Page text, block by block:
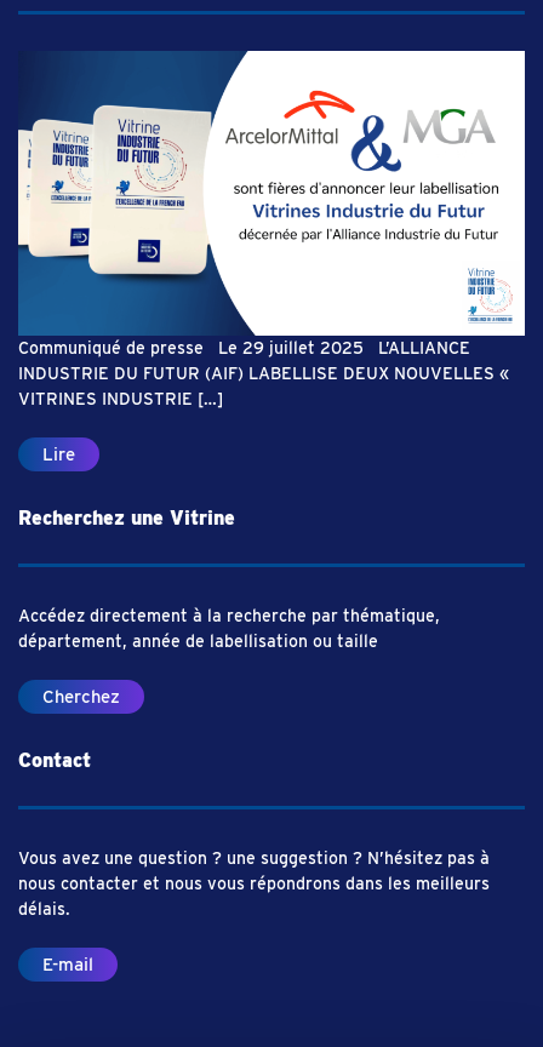
Communiqué de presse Le 29 juillet 2025 L’ALLIANCE
INDUSTRIE DU FUTUR (AIF) LABELLISE DEUX NOUVELLES «
VITRINES INDUSTRIE […]
Lire
Recherchez une Vitrine
Accédez directement à la recherche par thématique,
département, année de labellisation ou taille
Cherchez
Contact
Vous avez une question ? une suggestion ? N’hésitez pas à
nous contacter et nous vous répondrons dans les meilleurs
délais.
E-mail